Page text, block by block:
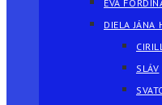
EVA
DIELA JÁNA
SLÁV